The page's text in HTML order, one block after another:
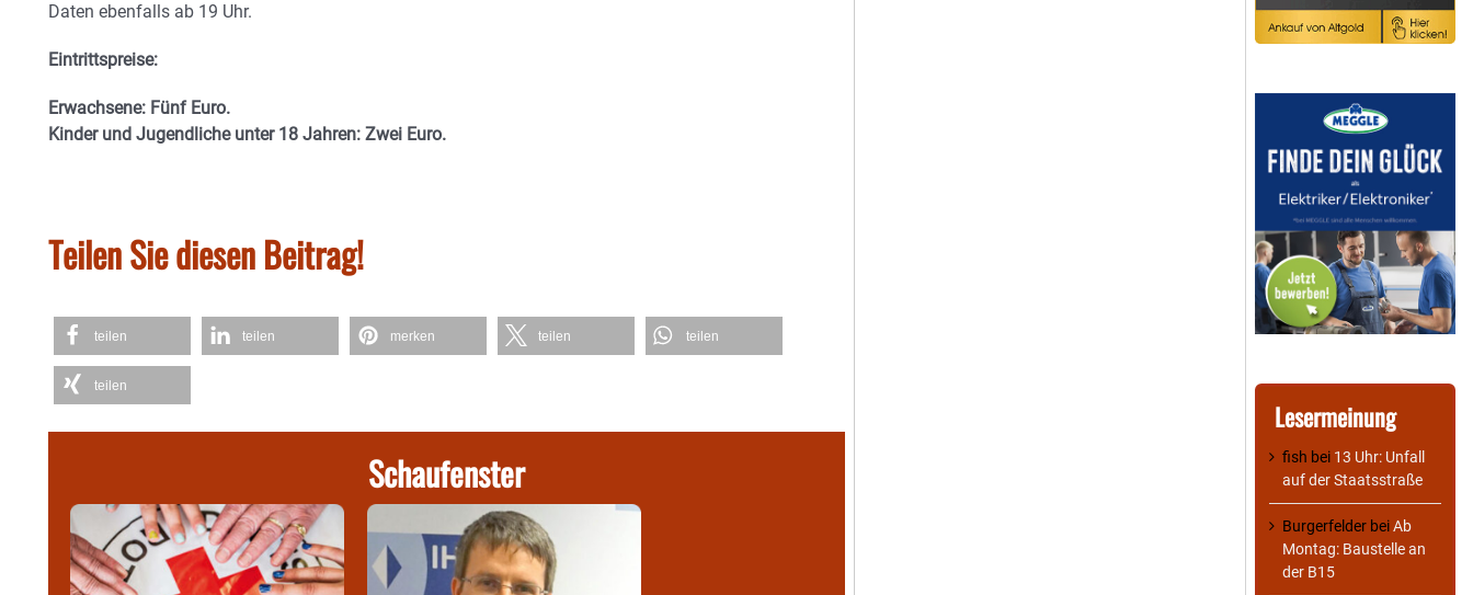
Daten ebenfalls ab 19 Uhr.
Eintrittspreise:
Erwachsene: Fünf Euro.
Kinder und Jugendliche unter 18 Jahren: Zwei Euro.
Teilen Sie diesen Beitrag!
teilen teilen merken teilen teilen
teilen
Schaufenster
Lesermeinung
fish bei 13 Uhr: Unfall
auf der Staatsstraße
Burgerfelder beiAb
Montag: Baustelle an
der B15